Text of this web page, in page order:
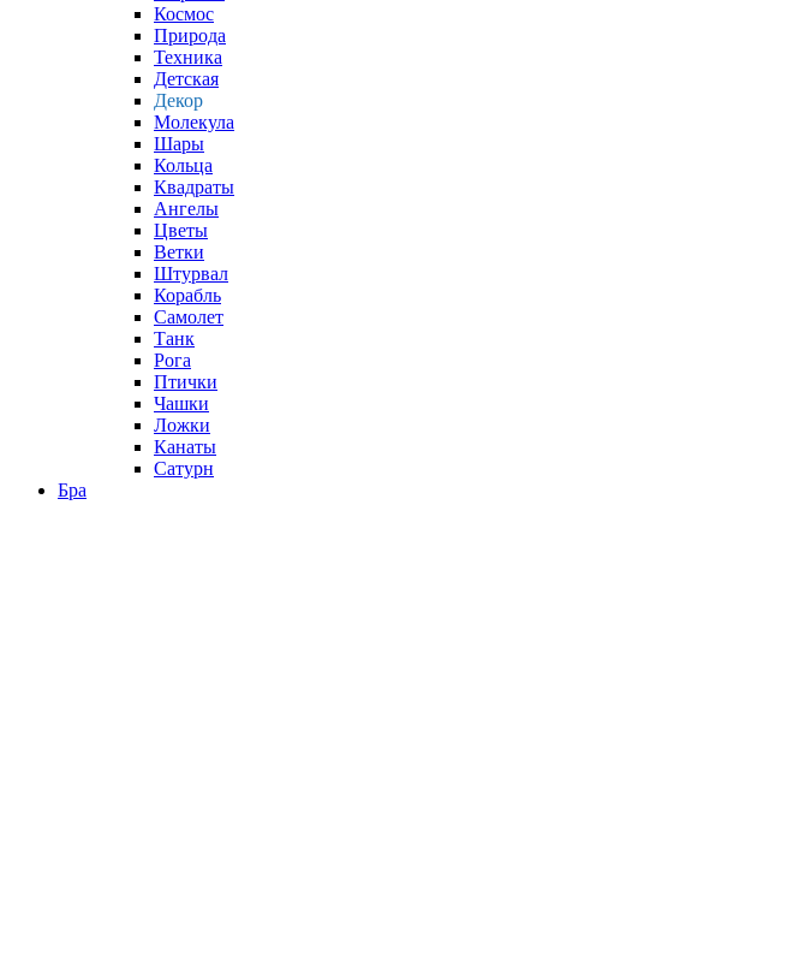
Космос
Природа
Техника
Детская
Декор
Молекула
Шары
Кольца
Квадраты
Ангелы
Цветы
Ветки
Штурвал
Корабль
Самолет
Танк
Рога
Птички
Чашки
Ложки
Канаты
Сатурн
Бра